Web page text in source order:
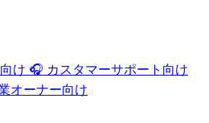
け 🎧 カスタマーサポート向け
オーナー向け